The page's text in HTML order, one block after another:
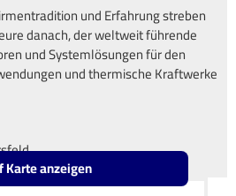
und Erfahrung streben
danach, der weltweit führende
und Systemlösungen für den
und thermische Kraftwerke
Leaflet OpenStreetMap2
Karte anzeigen